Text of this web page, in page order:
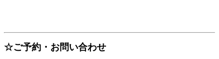
☆ご予約・お問い合わせ